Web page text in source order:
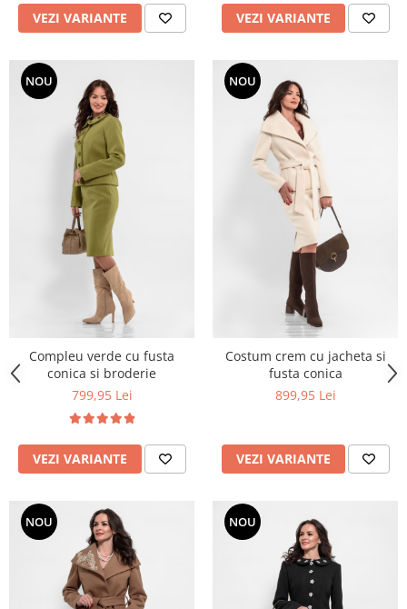
VEZI VARIANTE VEZI VARIANTE
NOU
Compleu verde cu fusta
conica si broderie
799,95 Lei
VEZI VARIANTE
NOU
Costum crem cu jacheta si
fusta conica
899,95 Lei
VEZI VARIANTE
NOU NOU